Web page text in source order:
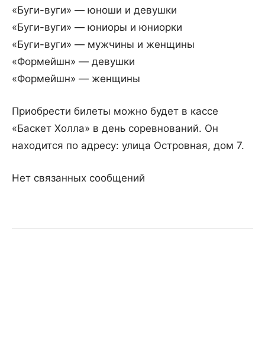
«Буги-вуги» — юноши и девушки
«Буги-вуги» — юниоры и юниорки
«Буги-вуги» — мужчины и женщины
«Формейшн» — девушки
«Формейшн» — женщины
Приобрести билеты можно будет в кассе
«Баскет Холла» в день соревнований. Он
находится по адресу: улица Островная, дом 7.
Нет связанных сообщений